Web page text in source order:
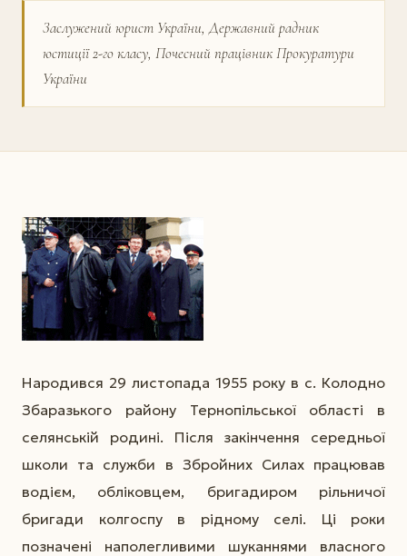
Заслужений юрист України, Державний радник
юстиції 2-го класу, Почесний працівник Прокуратури
України
Народився 29 листопада 1955 року в с. Колодно
Збаразького району Тернопільської області в
селянській родині. Після закінчення середньої
школи та служби в Збройних Силах працював
водієм, обліковцем, бригадиром рільничої
бригади колгоспу в рідному селі. Ці роки
позначені наполегливими шуканнями власного